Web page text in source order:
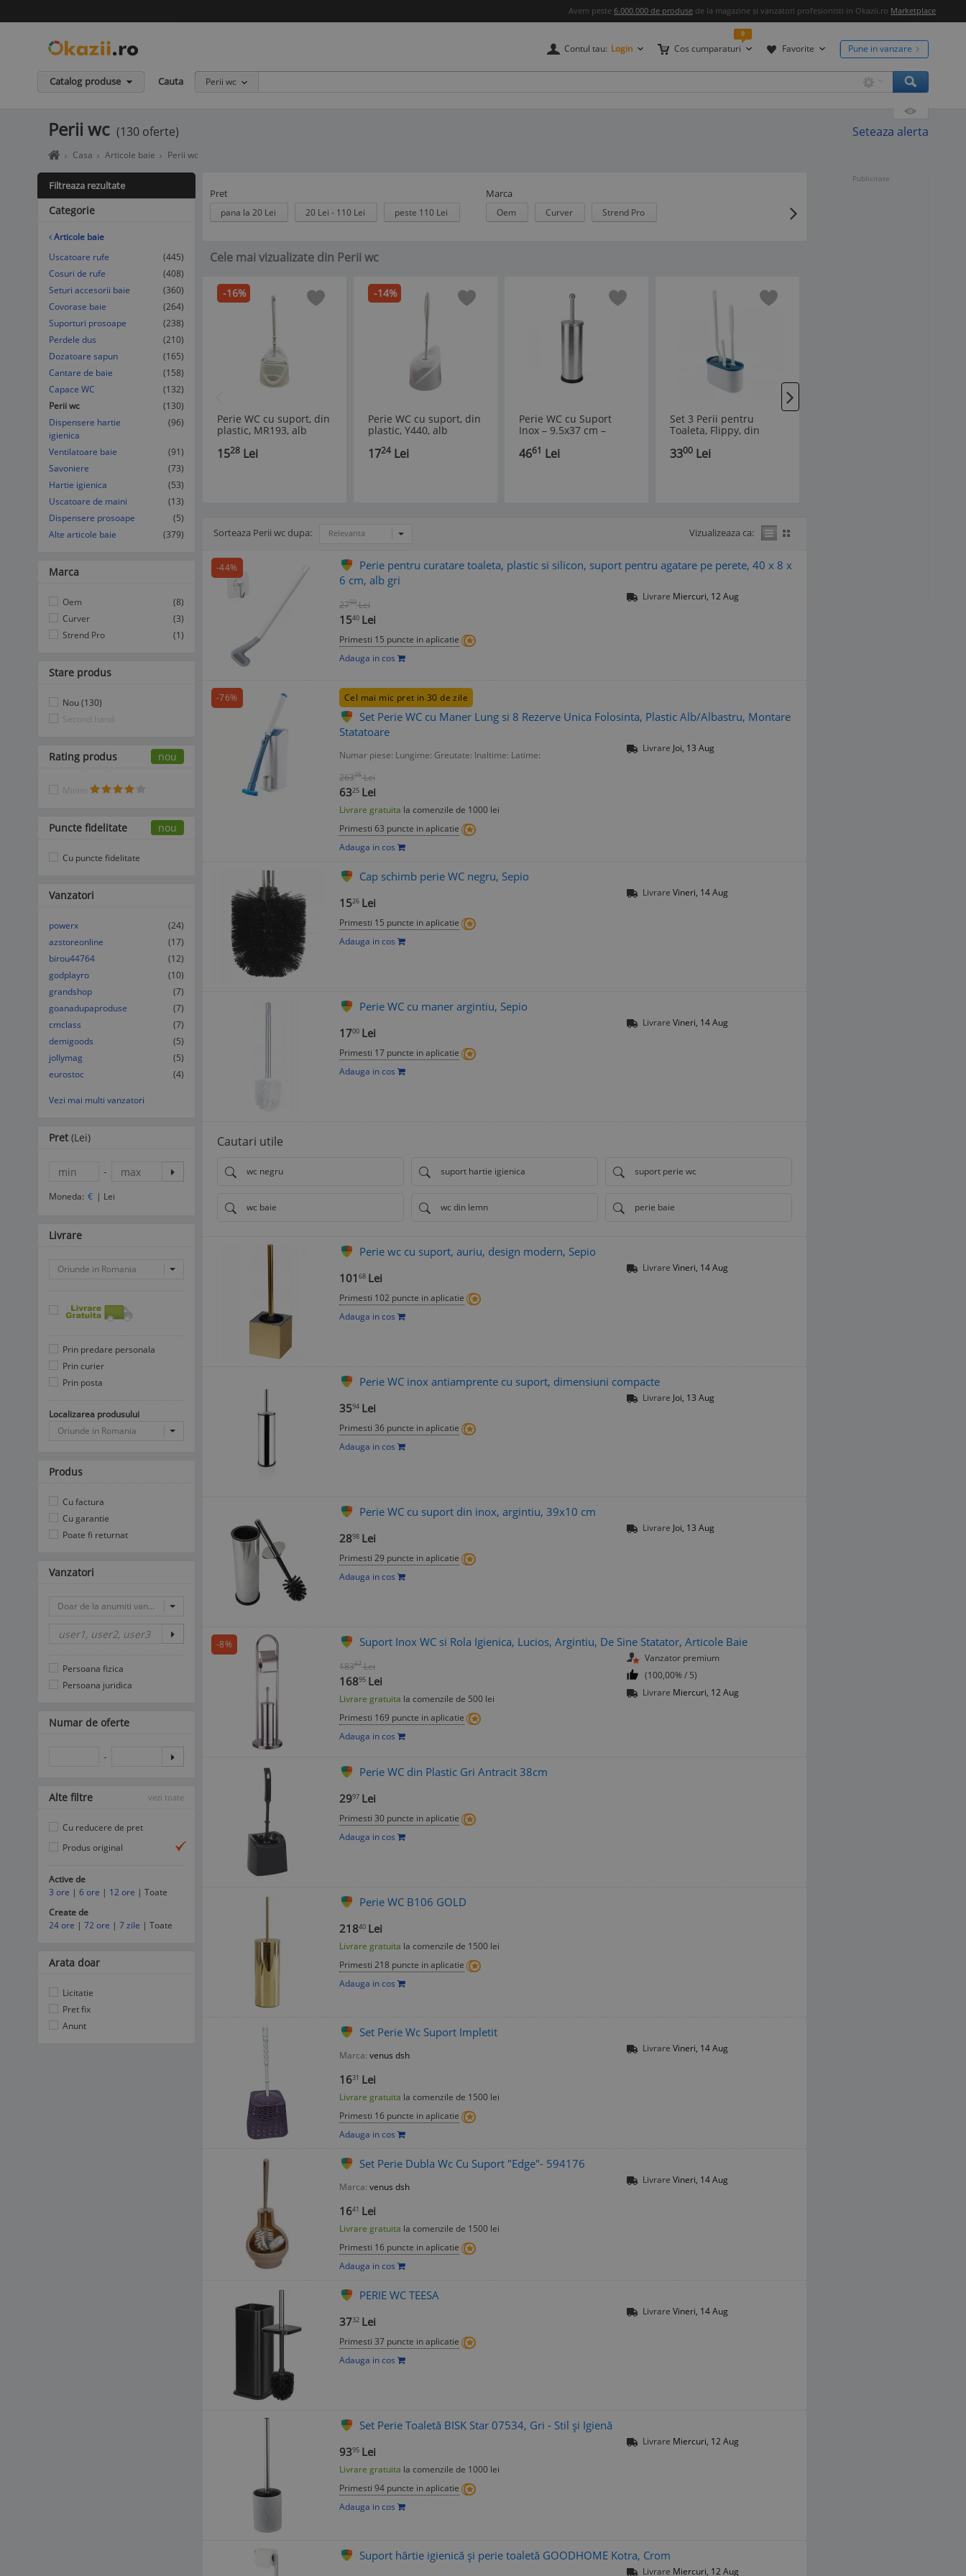
Avem peste 6.000.000 de produse de la magazine si vanzatori profesionisti in Okazii.ro Marketplace
Contul tau: Login Cos cumparaturi
0
Favorite Pune in vanzare
Catalog produse Cauta Perii wc
Perii wc (130 oferte) Seteaza alerta
Home
-
Cumperi
in
siguranta
de
la
vanzatori
incredere
Casa Articole baie Perii wc
Pret
pana la 20 Lei 20 Lei - 110 Lei peste 110 Lei
Marca
Oem Curver Strend Pro
Cele mai vizualizate din Perii wc
-16%
Perie WC cu suport, din
plastic, MR193, alb
1528 Lei
-14%
Perie WC cu suport, din
plastic, Y440, alb
1724 Lei
Perie WC cu Suport
Inox – 9.5x37 cm –
Durabil
4661 Lei
Set 3 Perii pentru
Toaleta, Flippy, din
Cap Flexibil, Suport
3300 Lei
Sorteaza Perii wc dupa: Relevanta Vizualizeaza ca:
Afisare Lista
Afisare galerie
-44%
Perie pentru curatare toaleta, plastic si silicon, suport pentru agatare pe perete, 40 x 8 x
6 cm, alb gri
2750 Lei
1540 Lei
Primesti 15 puncte in aplicatie
Adauga in cos
Livrare Miercuri, 12 Aug
-76% Cel mai mic pret in 30 de zile
Set Perie WC cu Maner Lung si 8 Rezerve Unica Folosinta, Plastic Alb/Albastru, Montare
Statatoare
Numar piese: Lungime: Greutate: Inaltime: Latime:
26325 Lei
6325 Lei
Livrare gratuita la comenzile de 1000 lei
Primesti 63 puncte in aplicatie
Adauga in cos
Livrare Joi, 13 Aug
Cap schimb perie WC negru, Sepio
1526 Lei
Primesti 15 puncte in aplicatie
Adauga in cos
Livrare Vineri, 14 Aug
Perie WC cu maner argintiu, Sepio
1700 Lei
Primesti 17 puncte in aplicatie
Adauga in cos
Livrare Vineri, 14 Aug
Cautari utile
wc negru suport hartie igienica suport perie wc
wc baie wc din lemn perie baie
Perie wc cu suport, auriu, design modern, Sepio
101 68 Lei
Primesti 102 puncte in aplicatie
Adauga in cos
Livrare Vineri, 14 Aug
Perie WC inox antiamprente cu suport, dimensiuni compacte
3594 Lei
Primesti 36 puncte in aplicatie
Adauga in cos
Livrare Joi, 13 Aug
Perie WC cu suport din inox, argintiu, 39x10 cm
2898 Lei
Primesti 29 puncte in aplicatie
Adauga in cos
Livrare Joi, 13 Aug
-8% Suport Inox WC si Rola Igienica, Lucios, Argintiu, De Sine Statator, Articole Baie
18367 Lei
16895 Lei
Livrare gratuita la comenzile de 500 lei
Primesti 169 puncte in aplicatie
Adauga in cos
Vanzator premium
(100,00% / 5)
Livrare Miercuri, 12 Aug
Perie WC din Plastic Gri Antracit 38cm
2997 Lei
Primesti 30 puncte in aplicatie
Adauga in cos
Perie WC B106 GOLD
21840 Lei
Livrare gratuita la comenzile de 1500 lei
Primesti 218 puncte in aplicatie
Adauga in cos
Set Perie Wc Suport Impletit
Marca: venus dsh
1631 Lei
Livrare gratuita la comenzile de 1500 lei
Primesti 16 puncte in aplicatie
Adauga in cos
Livrare Vineri, 14 Aug
Set Perie Dubla Wc Cu Suport "Edge"- 594176
Marca: venus dsh
1641 Lei
Livrare gratuita la comenzile de 1500 lei
Primesti 16 puncte in aplicatie
Adauga in cos
Livrare Vineri, 14 Aug
PERIE WC TEESA
3732 Lei
Primesti 37 puncte in aplicatie
Adauga in cos
Livrare Vineri, 14 Aug
Set Perie Toaletă BISK Star 07534, Gri - Stil și Igienă
9395 Lei
Livrare gratuita la comenzile de 1000 lei
Primesti 94 puncte in aplicatie
Adauga in cos
Livrare Miercuri, 12 Aug
Suport hârtie igienică și perie toaletă GOODHOME Kotra, Crom
Livrare Miercuri, 12 Aug
Filtreaza rezultate
Categorie
Articole baie
Uscatoare rufe
(445)
Cosuri de rufe
(408)
Seturi accesorii baie
(360)
Covorase baie
(264)
Suporturi prosoape
(238)
Perdele dus
(210)
Dozatoare sapun
(165)
Cantare de baie
(158)
Capace WC
(132)
Perii wc
(130)
Dispensere hartie
igienica
(96)
Ventilatoare baie
(91)
Savoniere
(73)
Hartie igienica
(53)
Uscatoare de maini
(13)
Dispensere prosoape
(5)
Alte articole baie
(379)
Marca
Oem
(8)
Curver
(3)
Strend Pro
(1)
Stare produs
Nou (130)
Second hand
Rating produs nou
Minim
Puncte fidelitate nou
Cu puncte fidelitate
Vanzatori
powerx
(24)
azstoreonline
(17)
birou44764
(12)
godplayro
(10)
grandshop
(7)
goanadupaproduse
(7)
cmclass
(7)
demigoods
(5)
jollymag
(5)
eurostoc
(4)
Vezi mai multi vanzatori
Pret (Lei)
-
Moneda: € | Lei
Livrare
Oriunde in Romania
Prin predare personala
Prin curier
Prin posta
Localizarea produsului
Oriunde in Romania
Produs
Cu factura
Cu garantie
Poate fi returnat
Vanzatori
Doar de la anumiti vanzatori
Persoana fizica
Persoana juridica
Numar de oferte
-
Alte filtre vezi toate
Cu reducere de pret
Produs original
Active de
3 ore | 6 ore | 12 ore | Toate
Create de
24 ore | 72 ore | 7 zile | Toate
Arata doar
Licitatie
Pret fix
Anunt
Publicitate